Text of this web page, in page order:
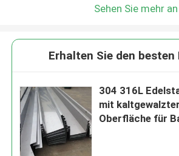
Sehen Sie mehr an
Erhalten Sie den
304 316L
mit
Oberfläche für